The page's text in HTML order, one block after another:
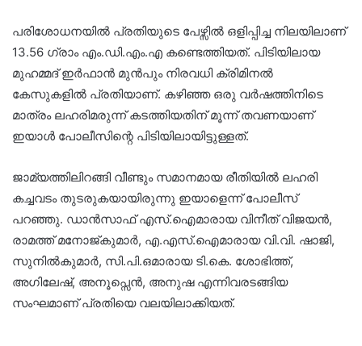
പരിശോധനയിൽ പ്രതിയുടെ പേഴ്സിൽ ഒളിപ്പിച്ച നിലയിലാണ്
13.56 ഗ്രാം എം.ഡി.എം.എ കണ്ടെത്തിയത്. പിടിയിലായ
മുഹമ്മദ് ഇർഫാൻ മുൻപും നിരവധി ക്രിമിനൽ
കേസുകളിൽ പ്രതിയാണ്. കഴിഞ്ഞ ഒരു വർഷത്തിനിടെ
മാത്രം ലഹരിമരുന്ന് കടത്തിയതിന് മൂന്ന് തവണയാണ്
ഇയാൾ പോലീസിന്റെ പിടിയിലായിട്ടുള്ളത്.
ജാമ്യത്തിലിറങ്ങി വീണ്ടും സമാനമായ രീതിയിൽ ലഹരി
കച്ചവടം തുടരുകയായിരുന്നു ഇയാളെന്ന് പോലീസ്
പറഞ്ഞു. ഡാൻസാഫ് എസ്‌.ഐമാരായ വിനീത് വിജയൻ,
രാമത്ത് മനോജ്‌കുമാർ, എ.എസ്.ഐമാരായ വി.വി. ഷാജി,
സുനിൽകുമാർ, സി.പി.ഒമാരായ ടി.കെ. ശോഭിത്ത്,
അഗിലേഷ്, അനൂപ്സെൻ, അനുഷ എന്നിവരടങ്ങിയ
സംഘമാണ് പ്രതിയെ വലയിലാക്കിയത്.